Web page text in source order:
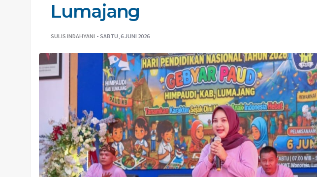
Lumajang
SULIS INDAHYANI SABTU, 6 JUNI 2026